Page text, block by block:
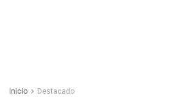
Inicio Destacado